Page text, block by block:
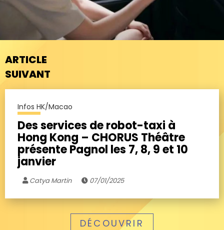
ARTICLE
SUIVANT
Infos HK/Macao
Des services de robot-taxi à
Hong Kong – CHORUS Théâtre
présente Pagnol les 7, 8, 9 et 10
janvier
Catya Martin 07/01/2025
DÉCOUVRIR